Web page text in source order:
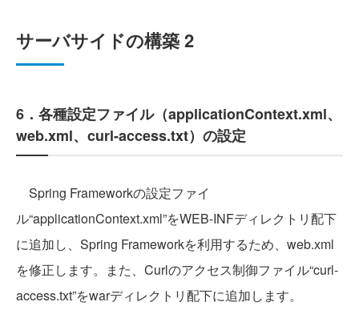
サーバサイドの構築 2
6．各種設定ファイル（applicationContext.xml、
web.xml、curl-access.txt）の設定
Spring Frameworkの設定ファイ
ル“applicationContext.xml”をWEB-INFディレクトリ配下
に追加し、Spring Frameworkを利用するため、web.xml
を修正します。また、Curlのアクセス制御ファイル“curl-
access.txt”をwarディレクトリ配下に追加します。